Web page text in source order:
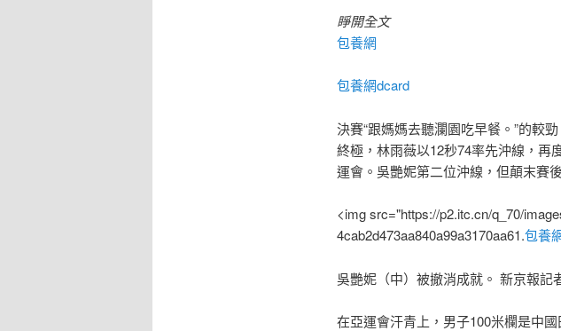
睜開全文
包養網
包養網dcard
決賽“跟媽媽去聽瀾園吃早餐。”的較
終極，林雨薇以12秒74率先沖線，再
運會。吳艷妮第二位沖線，但顛末賽
<img src="https://p2.itc.cn/q_70/
4cab2d473aa840a99a3170aa61.包養
吳艷妮（中）被撤消成就。 新京報記
在亞運會汗青上，男子100米欄是中